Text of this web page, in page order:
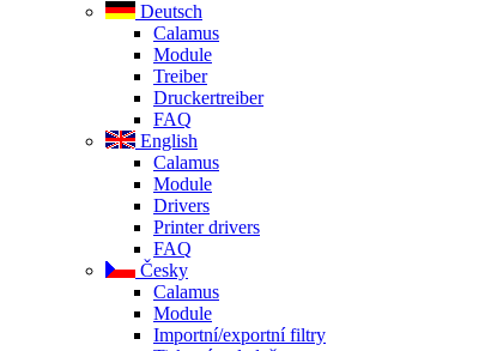
Deutsch
Calamus
Module
Treiber
Druckertreiber
FAQ
English
Calamus
Module
Drivers
Printer drivers
FAQ
Česky
Calamus
Module
Importní/exportní filtry